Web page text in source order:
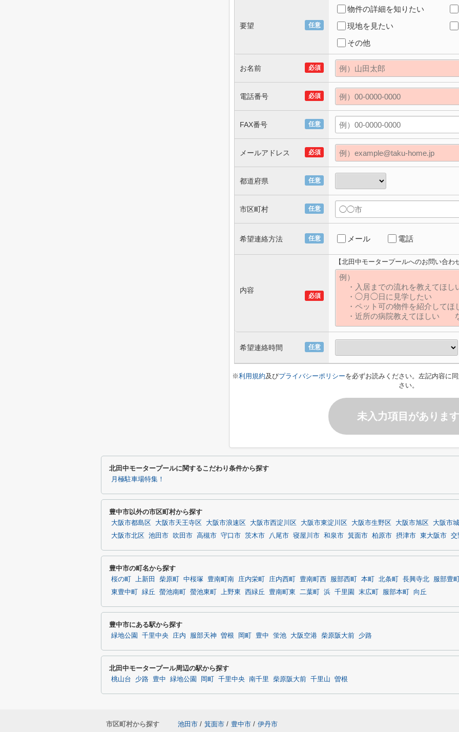
任意
要望
物件の詳細を知りたい
現地を見たい
その他
必須
お名前
必須
電話番号
任意
FAX番号
必須
メールアドレス
任意
都道府県
任意
市区町村
任意
希望連絡方法 メール 電話
必須
内容
【北田中モータープールへのお問い合わ
任意
希望連絡時間
※利用規約及びプライバシーポリシーを必ずお読みください。左記内容に
さい。
未入力項目があります
北田中モータープールに関するこだわり条件から探す
月極駐車場特集！
豊中市以外の市区町村から探す
大阪市都島区 大阪市天王寺区 大阪市浪速区 大阪市西淀川区 大阪市東淀川区 大阪市生野区 大阪市旭区
大阪市
大阪市北区
池田市 吹田市 高槻市 守口市 茨木市 八尾市 寝屋川市 和泉市 箕面市 柏原市 摂津市 東大阪市 交
豊中市の町名から探す
桜の町 上新田 柴原町 中桜塚 豊南町南 庄内栄町 庄内西町 豊南町西 服部西町 本町 北条町 長興寺北
服部豊
東豊中町
緑丘 螢池南町 螢池東町 上野東 西緑丘 豊南町東 二葉町 浜 千里園 末広町 服部本町 向丘
豊中市にある駅から探す
緑地公園 千里中央 庄内 服部天神 曽根 岡町 豊中 蛍池 大阪空港 柴原阪大前 少路
北田中モータープール周辺の駅から探す
桃山台 少路 豊中 緑地公園 岡町 千里中央 南千里 柴原阪大前 千里山 曽根
市区町村から探す 池田市 / 箕面市 / 豊中市 / 伊丹市